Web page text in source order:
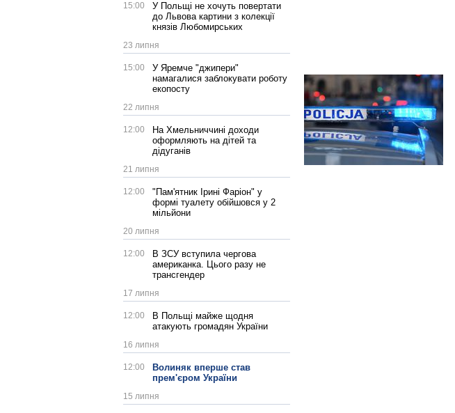
15:00
У Польщі не хочуть повертати
до Львова картини з колекції
князів Любомирських
23 липня
15:00
У Яремче "джипери"
намагалися заблокувати роботу
екопосту
22 липня
12:00
На Хмельниччині доходи
оформляють на дітей та
дідуганів
21 липня
12:00
"Пам'ятник Ірині Фаріон" у
формі туалету обійшовся у 2
мільйони
20 липня
12:00
В ЗСУ вступила чергова
американка. Цього разу не
трансгендер
17 липня
12:00
В Польщі майже щодня
атакують громадян України
16 липня
12:00
Волиняк вперше став
прем'єром України
15 липня